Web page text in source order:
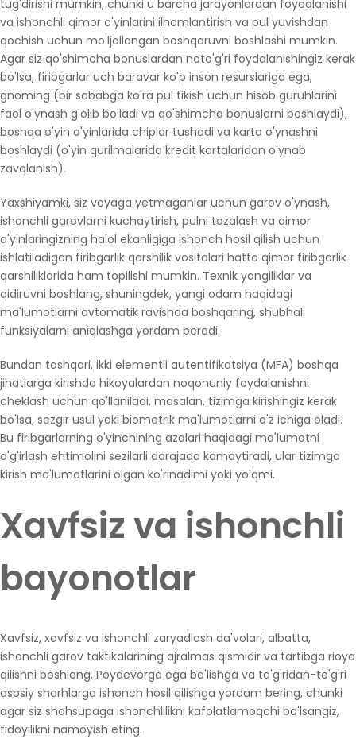
tug'dirishi mumkin, chunki u barcha jarayonlardan foydalanishi
va ishonchli qimor o'yinlarini ilhomlantirish va pul yuvishdan
qochish uchun mo'ljallangan boshqaruvni boshlashi mumkin.
Agar siz qo'shimcha bonuslardan noto'g'ri foydalanishingiz kerak
bo'lsa, firibgarlar uch baravar ko'p inson resurslariga ega,
gnoming (bir sababga ko'ra pul tikish uchun hisob guruhlarini
faol o'ynash g'olib bo'ladi va qo'shimcha bonuslarni boshlaydi),
boshqa o'yin o'yinlarida chiplar tushadi va karta o'ynashni
boshlaydi (o'yin qurilmalarida kredit kartalaridan o'ynab
zavqlanish).
Yaxshiyamki, siz voyaga yetmaganlar uchun garov o'ynash,
ishonchli garovlarni kuchaytirish, pulni tozalash va qimor
o'yinlaringizning halol ekanligiga ishonch hosil qilish uchun
ishlatiladigan firibgarlik qarshilik vositalari hatto qimor firibgarlik
qarshiliklarida ham topilishi mumkin. Texnik yangiliklar va
qidiruvni boshlang, shuningdek, yangi odam haqidagi
ma'lumotlarni avtomatik ravishda boshqaring, shubhali
funksiyalarni aniqlashga yordam beradi.
Bundan tashqari, ikki elementli autentifikatsiya (MFA) boshqa
jihatlarga kirishda hikoyalardan noqonuniy foydalanishni
cheklash uchun qo'llaniladi, masalan, tizimga kirishingiz kerak
bo'lsa, sezgir usul yoki biometrik ma'lumotlarni o'z ichiga oladi.
Bu firibgarlarning o'yinchining azalari haqidagi ma'lumotni
o'g'irlash ehtimolini sezilarli darajada kamaytiradi, ular tizimga
kirish ma'lumotlarini olgan ko'rinadimi yoki yo'qmi.
Xavfsiz va ishonchli
bayonotlar
Xavfsiz, xavfsiz va ishonchli zaryadlash da'volari, albatta,
ishonchli garov taktikalarining ajralmas qismidir va tartibga rioya
qilishni boshlang. Poydevorga ega bo'lishga va to'g'ridan-to'g'ri
asosiy sharhlarga ishonch hosil qilishga yordam bering, chunki
agar siz shohsupaga ishonchlilikni kafolatlamoqchi bo'lsangiz,
fidoyilikni namoyish eting.